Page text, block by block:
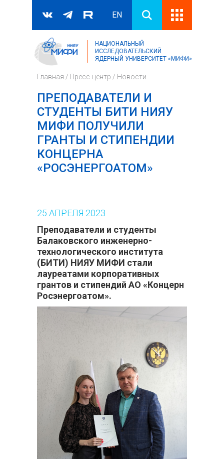
Форма поиска
Поиск
EN
НАЦИОНАЛЬНЫЙ
ИССЛЕДОВАТЕЛЬСКИЙ
ЯДЕРНЫЙ УНИВЕРСИТЕТ «МИФИ»
Главная / Пресс-центр / Новости
ПРЕПОДАВАТЕЛИ И
СТУДЕНТЫ БИТИ НИЯУ
МИФИ ПОЛУЧИЛИ
ГРАНТЫ И СТИПЕНДИИ
КОНЦЕРНА
«РОСЭНЕРГОАТОМ»
25 АПРЕЛЯ 2023
Преподаватели и студенты
Балаковского инженерно-
технологического института
(БИТИ) НИЯУ МИФИ стали
лауреатами корпоративных
грантов и стипендий АО «Концерн
Росэнергоатом».